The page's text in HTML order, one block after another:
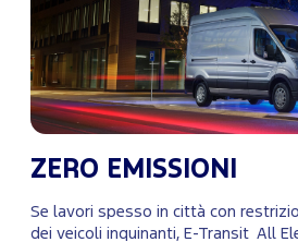
ZERO EMISSIONI
Se lavori spesso in città con
dei veicoli inquinanti, E-Transit All